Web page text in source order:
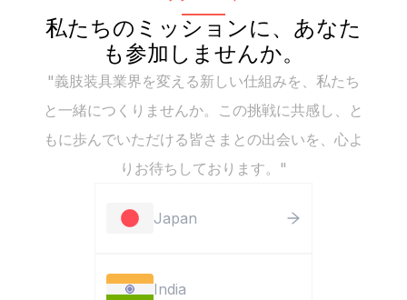
私たちのミッションに、あなた
も参加しませんか。
"義肢装具業界を変える新しい仕組みを、私たち
と一緒につくりませんか。この挑戦に共感し、と
もに歩んでいただける皆さまとの出会いを、心よ
りお待ちしております。"
Japan
India